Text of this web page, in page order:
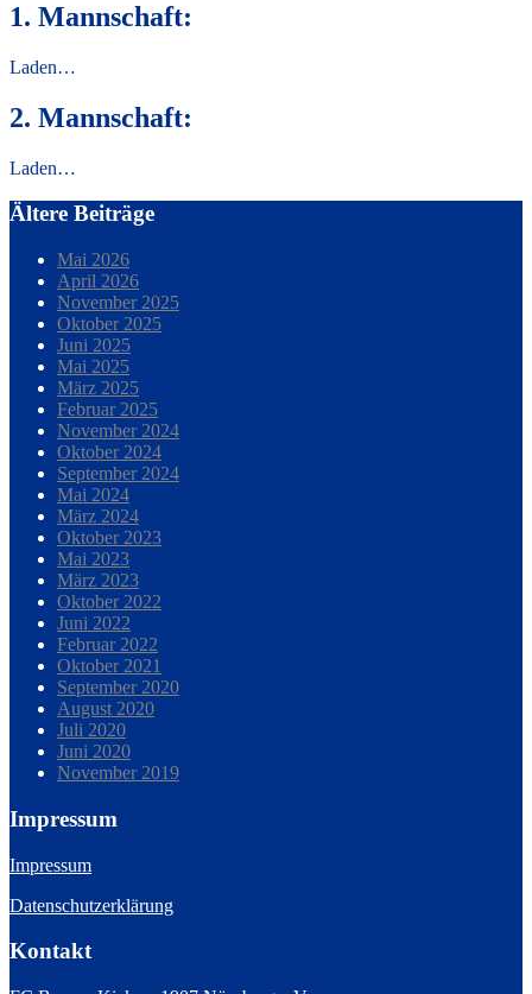
1. Mannschaft:
Laden…
2. Mannschaft:
Laden…
Ältere Beiträge
Mai 2026
April 2026
November 2025
Oktober 2025
Juni 2025
Mai 2025
März 2025
Februar 2025
November 2024
Oktober 2024
September 2024
Mai 2024
März 2024
Oktober 2023
Mai 2023
März 2023
Oktober 2022
Juni 2022
Februar 2022
Oktober 2021
September 2020
August 2020
Juli 2020
Juni 2020
November 2019
Impressum
Impressum
Datenschutzerklärung
Kontakt